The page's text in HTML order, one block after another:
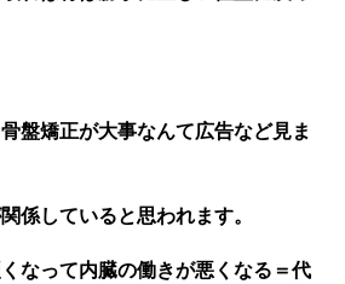
盤矯正が大事なんて広告など見ま
係していると思われます。
なって内臓の働きが悪くなる＝代